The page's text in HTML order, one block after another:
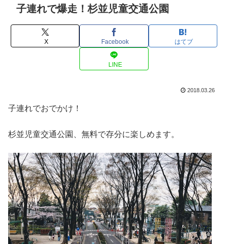
子連れで爆走！杉並児童交通公園
X Facebook はてブ
LINE
2018.03.26
子連れでおでかけ！
杉並児童交通公園、無料で存分に楽しめます。